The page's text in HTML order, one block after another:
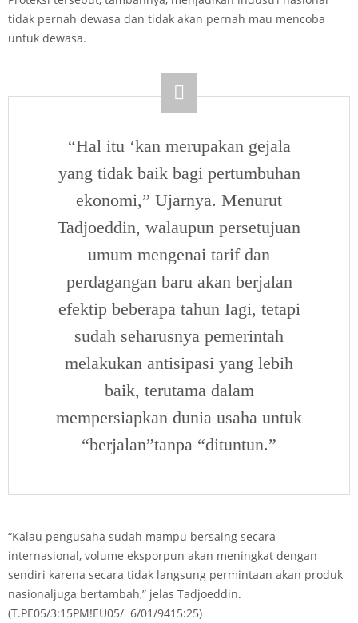
tidak pernah dewasa dan tidak akan pernah mau mencoba
untuk dewasa.
“Hal itu ‘kan merupakan gejala
yang tidak baik bagi pertumbuhan
ekonomi,” Ujarnya. Menurut
Tadjoeddin, walaupun persetujuan
umum mengenai tarif dan
perdagangan baru akan berjalan
efektip beberapa tahun Iagi, tetapi
sudah seharusnya pemerintah
melakukan antisipasi yang lebih
baik, terutama dalam
mempersiapkan dunia usaha untuk
“berjalan”tanpa “dituntun.”
“Kalau pengusaha sudah mampu bersaing secara
internasional, volume eksporpun akan meningkat dengan
sendiri karena secara tidak langsung permintaan akan produk
nasionaljuga bertambah,” jelas Tadjoeddin.
(T.PE05/3:15PM!EU05/ 6/01/9415:25)